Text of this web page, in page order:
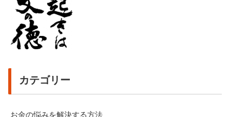
カテゴリー
お金の悩みを解決する方法